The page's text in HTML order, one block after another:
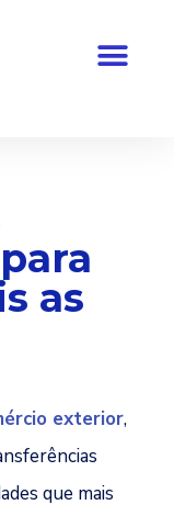
as
exterior,
que mais